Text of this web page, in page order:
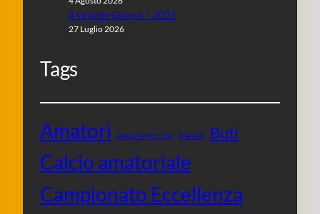
Il Grande Giorno – 2022
27 Luglio 2026
Tags
Amatori Anya Taylor-Joy Baratti Buti
Calcio amatoriale
Campionato Eccellenza